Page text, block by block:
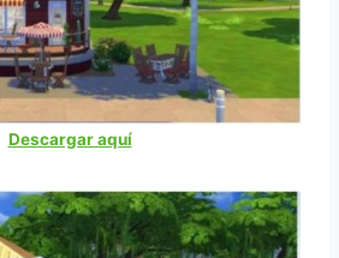
Descargar aquí